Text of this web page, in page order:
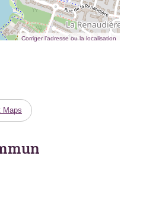
Corriger l’adresse ou la localisation
Maps